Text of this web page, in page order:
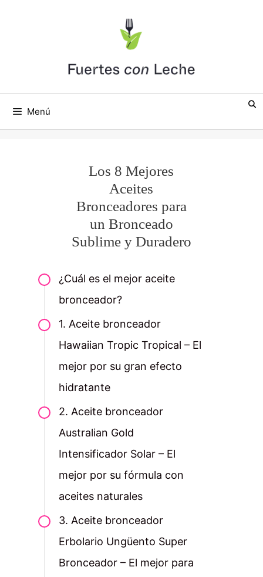
Menú
Los 8 Mejores
Aceites
Bronceadores para
un Bronceado
Sublime y Duradero
¿Cuál es el mejor aceite
bronceador?
1. Aceite bronceador
Hawaiian Tropic Tropical – El
mejor por su gran efecto
hidratante
2. Aceite bronceador
Australian Gold
Intensificador Solar – El
mejor por su fórmula con
aceites naturales
3. Aceite bronceador
Erbolario Ungüento Super
Bronceador – El mejor para